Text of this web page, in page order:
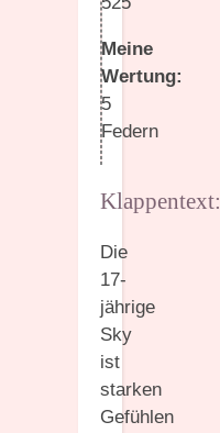
Meine
Wertung:
5
Federn
Klappentext:
Die
17-
jährige
Sky
ist
starken
Gefühlen